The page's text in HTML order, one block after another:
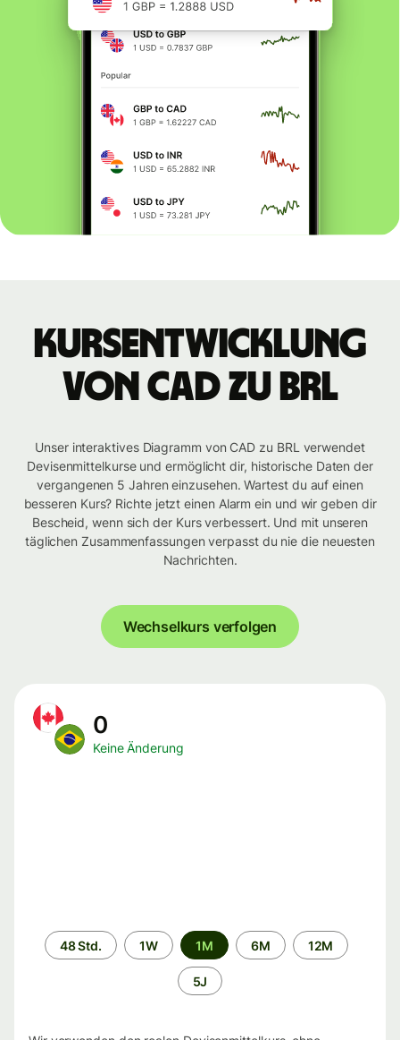
Kursentwicklung
von CAD zu BRL
Unser interaktives Diagramm von CAD zu BRL verwendet
Devisenmittelkurse und ermöglicht dir, historische Daten der
vergangenen 5 Jahren einzusehen. Wartest du auf einen
besseren Kurs? Richte jetzt einen Alarm ein und wir geben dir
Bescheid, wenn sich der Kurs verbessert. Und mit unseren
täglichen Zusammenfassungen verpasst du nie die neuesten
Nachrichten.
Wechselkurs verfolgen
0
Keine Änderung
Zeitraum
48 Std. 1W 1M 6M 12M
5J